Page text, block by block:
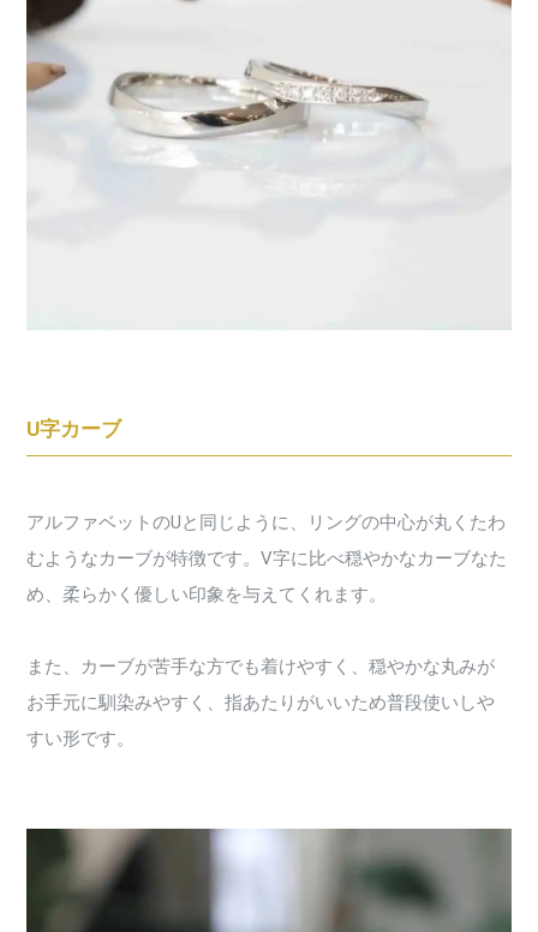
U字カーブ
アルファベットのUと同じように、リングの中心が丸くたわ
むようなカーブが特徴です。V字に比べ穏やかなカーブなた
め、柔らかく優しい印象を与えてくれます。
また、カーブが苦手な方でも着けやすく、穏やかな丸みが
お手元に馴染みやすく、指あたりがいいため普段使いしや
すい形です。